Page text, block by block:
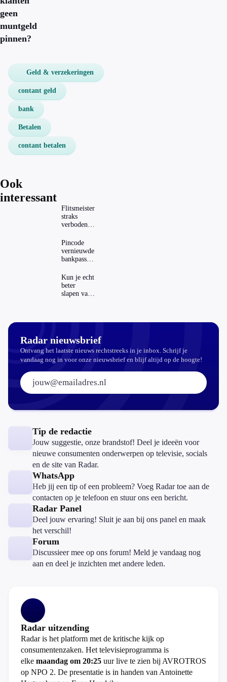
geen
muntgeld
pinnen?
Geld & verzekeringen
contant geld
bank
Betalen
contant betalen
Ook
interessant
Flitsmeister
straks
verboden?
regels in
Nederland
en het
buitenland
Pincode
vernieuwde
bankpassen
ING-app:
is dat wel
veilig?
Kun je echt
beter
slapen van
Radar nieuwsbrief
Ontvang het laatste nieuws rechtstreeks in je inbox. Schrijf je
vandaag nog in voor onze nieuwsbrief en blijf altijd op de hoogte!
E-mailadres:
Tip de redactie
Jouw suggestie, onze brandstof! Deel je ideeën voor
nieuwe consumenten onderwerpen op televisie, socials
en de site van Radar.
WhatsApp
Heb jij een tip of een probleem? Voeg Radar toe aan de
contacten op je telefoon en stuur ons een bericht.
Radar Panel
Deel jouw ervaring! Sluit je aan bij ons panel en maak
het verschil!
Forum
Discussieer mee op ons forum! Meld je vandaag nog
aan en deel je inzichten met andere leden.
Radar uitzending
Radar is het platform met de kritische kijk op
consumentenzaken. Het televisieprogramma is
elke maandag om 20:25 uur live te zien bij AVROTROS
op NPO 2. De presentatie is in handen van Antoinette